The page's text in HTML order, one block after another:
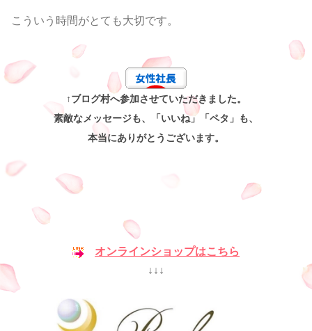
こういう時間がとても大切です。
↑ブログ村へ参加させていただきました。
素敵なメッセージも、「いいね」「ペタ」も、
本当にありがとうございます。
オンラインショップはこちら
↓↓↓